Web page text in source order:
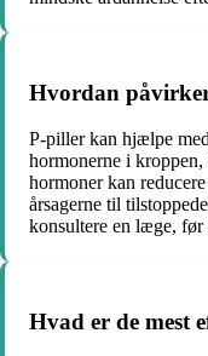
Hvordan
P-piller kan hjælpe
hormonerne i
hormoner kan
årsagerne til
konsultere en læge, før
Hvad er de mest